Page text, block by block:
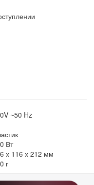
~50 Hz
Вт
х 116 х 212 мм
г